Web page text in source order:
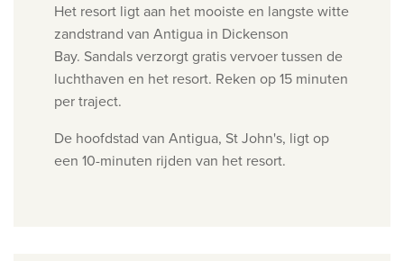
Het resort ligt aan het mooiste en langste witte
zandstrand van Antigua in Dickenson
Bay. Sandals verzorgt gratis vervoer tussen de
luchthaven en het resort. Reken op 15 minuten
per traject.
De hoofdstad van Antigua, St John's, ligt op
een 10-minuten rijden van het resort.